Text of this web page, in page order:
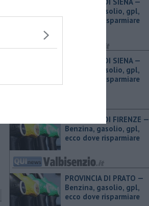
Benzina, gasolio, gpl,
ecco dove risparmiare
PROVINCIA DI SIENA — ​
Benzina, gasolio, gpl,
ecco dove risparmiare
PROVINCIA DI FIRENZE — ​
Benzina, gasolio, gpl,
ecco dove risparmiare
PROVINCIA DI PRATO — ​
Benzina, gasolio, gpl,
ecco dove risparmiare